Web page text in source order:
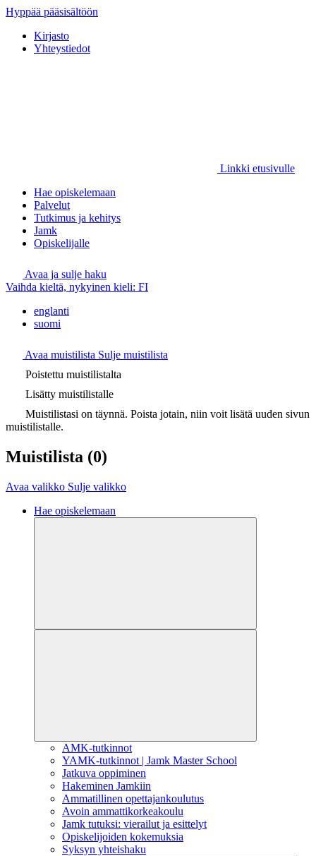
Hyppää pääsisältöön
Kirjasto
Yhteystiedot
Linkki etusivulle
Hae opiskelemaan
Palvelut
Tutkimus ja kehitys
Jamk
Opiskelijalle
Avaa ja sulje haku
Vaihda kieltä, nykyinen kieli: FI
englanti
suomi
Avaa muistilista Sulje muistilista
Poistettu muistilistalta
Lisätty muistilistalle
Muistilistasi on täynnä. Poista jotain, niin voit lisätä uuden sivun
muistilistalle.
Muistilista (0)
Avaa valikko Sulje valikko
Hae opiskelemaan
AMK-tutkinnot
YAMK-tutkinnot | Jamk Master School
Jatkuva oppiminen
Hakeminen Jamkiin
Ammatillinen opettajankoulutus
Avoin ammattikorkeakoulu
Jamk tutuksi: vierailut ja esittelyt
Opiskelijoiden kokemuksia
Syksyn yhteishaku